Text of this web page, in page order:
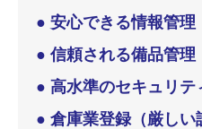
● 安心できる情報管理
● 信頼される備品管理
● 高水準のセキュリテ
● 倉庫業登録（厳しい